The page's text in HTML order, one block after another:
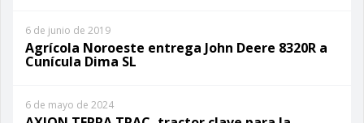
6 de junio de 2019
Agrícola Noroeste entrega John Deere 8320R a
Cunícula Dima SL
6 de mayo de 2024